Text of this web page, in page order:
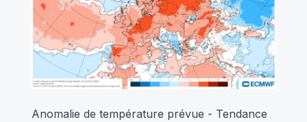
Anomalie de température prévue - Tendance